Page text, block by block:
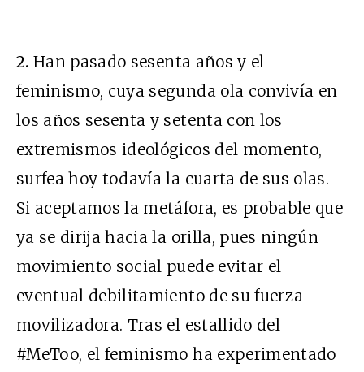
2.Han pasado sesenta años y el
feminismo, cuya segunda ola convivía en
los años sesenta y setenta con los
extremismos ideológicos del momento,
surfea hoy todavía la cuarta de sus olas.
Si aceptamos la metáfora, es probable que
ya se dirija hacia la orilla, pues ningún
movimiento social puede evitar el
eventual debilitamiento de su fuerza
movilizadora. Tras el estallido del
#MeToo, el feminismo ha experimentado